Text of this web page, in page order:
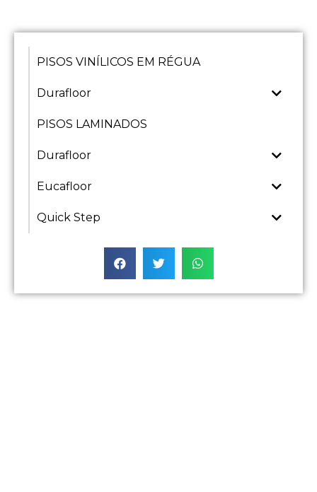
PISOS VINÍLICOS EM RÉGUA
Durafloor
PISOS LAMINADOS
Durafloor
Eucafloor
Quick Step